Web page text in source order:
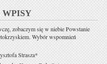
WPISY
zobaczym się w niebie Powstanie
Wybór wspomnień
Strasza*